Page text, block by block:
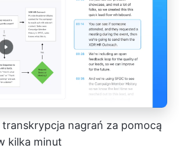
nagrań za pomocą
kilka minut